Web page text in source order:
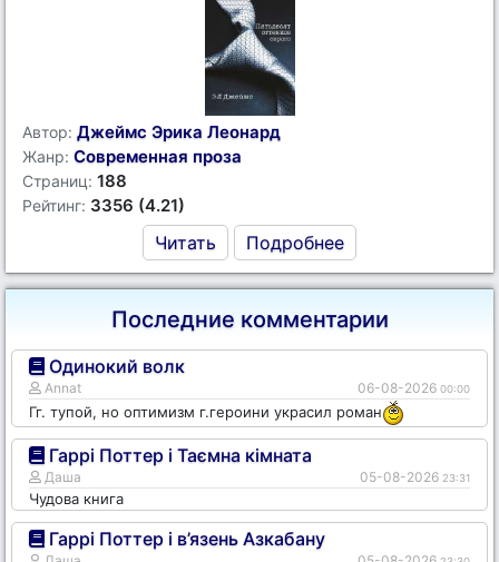
Автор: Джеймс Эрика Леонард
Жанр: Современная проза
Страниц: 188
Рейтинг: 3356 (4.21)
Читать Подробнее
Последние комментарии
Одинокий волк
Annat 06-08-2026 00:00
Гг. тупой, но оптимизм г.героини украсил роман
Гаррі Поттер і Таємна кімната
Даша 05-08-2026 23:31
Чудова книга
Гаррі Поттер і в’язень Азкабану